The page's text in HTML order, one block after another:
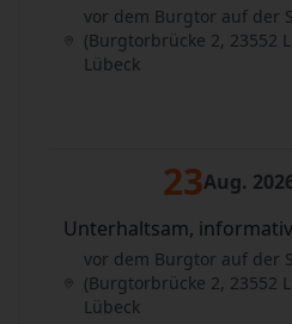
vor dem Burgtor auf der
(Burgtorbrücke 2, 23552
Lübeck
23Aug.
Unterhaltsam,
vor dem Burgtor auf der
(Burgtorbrücke 2, 23552
Lübeck